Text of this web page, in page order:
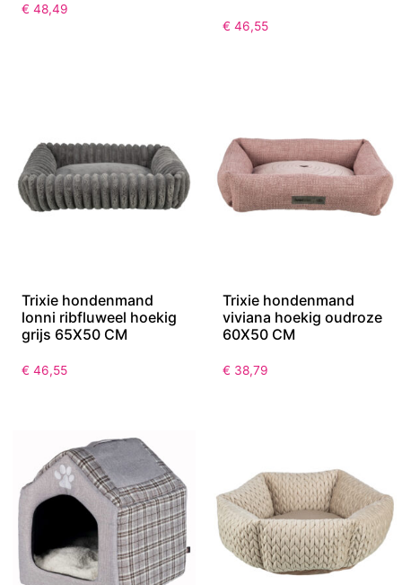
€ 48,49
€ 46,55
Trixie hondenmand
lonni ribfluweel hoekig
grijs 65X50 CM
€ 46,55
Trixie hondenmand
viviana hoekig oudroze
60X50 CM
€ 38,79